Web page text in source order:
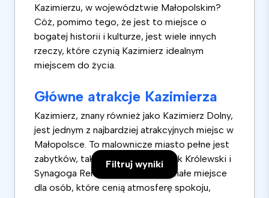
Filtruj wyniki
Kazimierzu, w województwie Małopolskim?
Cóż, pomimo tego, że jest to miejsce o
bogatej historii i kulturze, jest wiele innych
rzeczy, które czynią Kazimierz idealnym
miejscem do życia.
Główne atrakcje Kazimierza
Kazimierz, znany również jako Kazimierz Dolny,
jest jednym z najbardziej atrakcyjnych miejsc w
Małopolsce. To malownicze miasto pełne jest
zabytków, takich jak Rynek, Zamek Królewski i
Synagoga Remuh. Jest to doskonałe miejsce
dla osób, które cenią atmosferę spokoju,